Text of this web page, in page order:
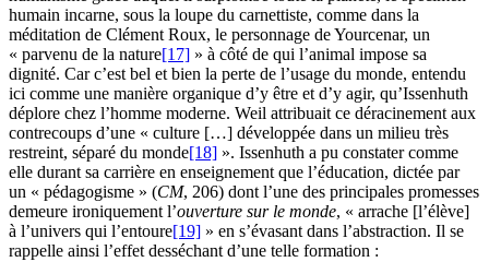
humain incarne, sous la loupe du carnettiste, comme dans la
méditation de Clément Roux, le personnage de Yourcenar, un
« parvenu de la nature[17] » à côté de qui l’animal impose sa
dignité. Car c’est bel et bien la perte de l’usage du monde, entendu
ici comme une manière organique d’y être et d’y agir, qu’Issenhuth
déplore chez l’homme moderne. Weil attribuait ce déracinement aux
contrecoups d’une « culture […] développée dans un milieu très
restreint, séparé du monde[18] ». Issenhuth a pu constater comme
elle durant sa carrière en enseignement que l’éducation, dictée par
un « pédagogisme » (CM, 206) dont l’une des principales promesses
demeure ironiquement l’ouverture sur le monde, « arrache [l’élève]
à l’univers qui l’entoure[19] » en s’évasant dans l’abstraction. Il se
rappelle ainsi l’effet desséchant d’une telle formation :